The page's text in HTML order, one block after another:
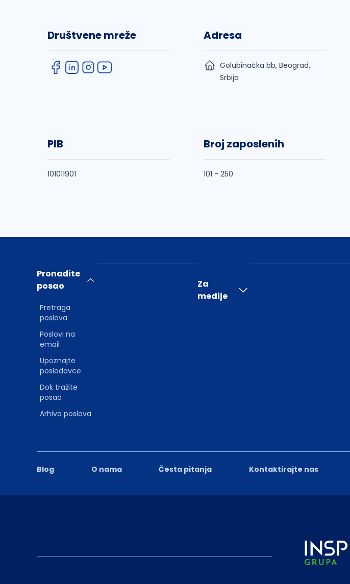
Društvene mreže Adresa
Golubinačka bb, Beograd,
Srbija
PIB
101011901
Broj zaposlenih
101 - 250
Blog O nama Česta pitanja Kontaktirajte nas
Pronađite
posao
Pretraga
poslova
Poslovi na
email
Upoznajte
poslodavce
Dok tražite
posao
Arhiva poslova
Za
medije